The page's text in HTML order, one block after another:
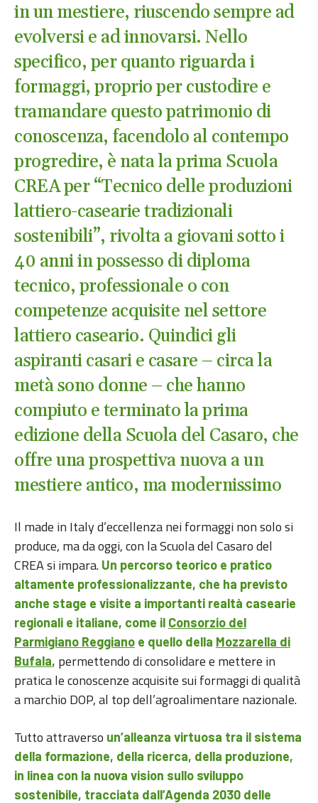
in un mestiere, riuscendo sempre ad
evolversi e ad innovarsi. Nello
specifico, per quanto riguarda i
formaggi, proprio per custodire e
tramandare questo patrimonio di
conoscenza, facendolo al contempo
progredire, è nata la prima Scuola
CREA per “Tecnico delle produzioni
lattiero-casearie tradizionali
sostenibili”, rivolta a giovani sotto i
40 anni in possesso di diploma
tecnico, professionale o con
competenze acquisite nel settore
lattiero caseario. Quindici gli
aspiranti casari e casare – circa la
metà sono donne – che hanno
compiuto e terminato la prima
edizione della Scuola del Casaro, che
offre una prospettiva nuova a un
mestiere antico, ma modernissimo
Il made in Italy d’eccellenza nei formaggi non solo si
produce, ma da oggi, con la Scuola del Casaro del
CREA si impara. Un percorso teorico e pratico
altamente professionalizzante, che ha previsto
anche stage e visite a importanti realtà casearie
regionali e italiane, come il Consorzio del
Parmigiano Reggiano e quello della Mozzarella di
Bufala, permettendo di consolidare e mettere in
pratica le conoscenze acquisite sui formaggi di qualità
a marchio DOP, al top dell’agroalimentare nazionale.
Tutto attraverso un’alleanza virtuosa tra il sistema
della formazione, della ricerca, della produzione,
in linea con la nuova vision sullo sviluppo
sostenibile, tracciata dall’Agenda 2030 delle